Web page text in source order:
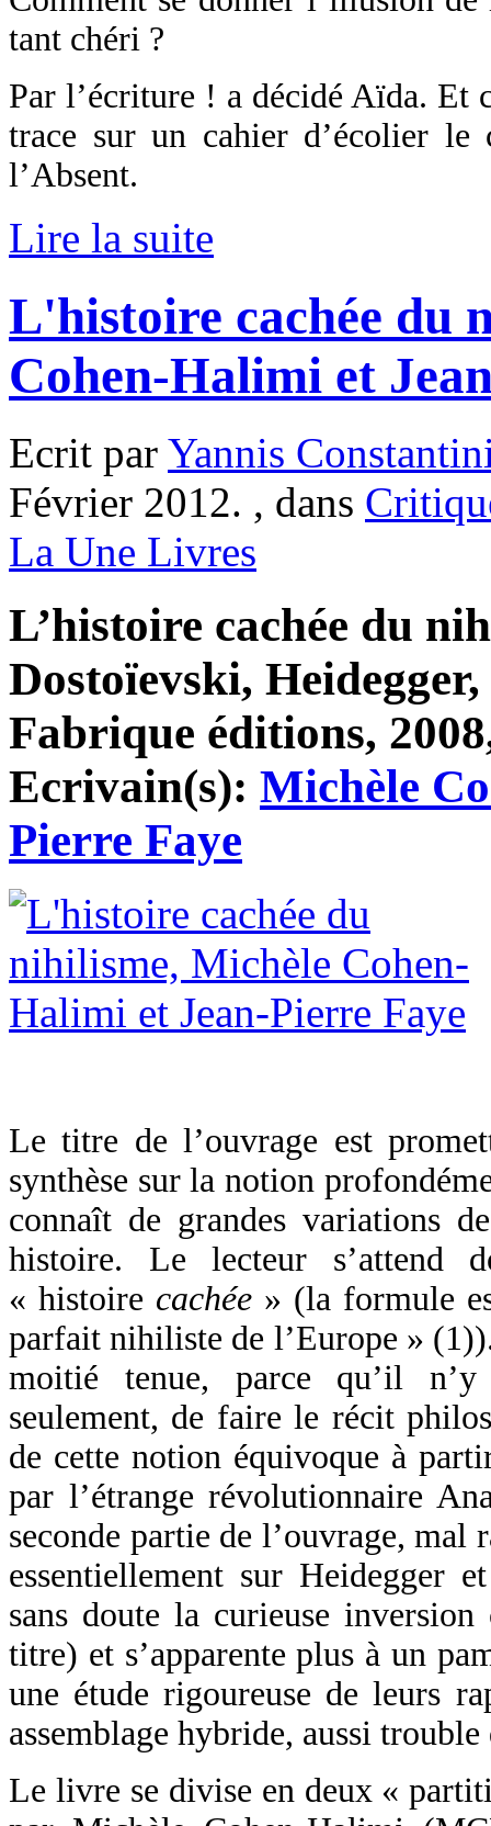
tant chéri ?
Par l’écriture ! a décidé Aïda. Et
trace sur un cahier d’écolier
l’Absent.
Lire la suite
L'histoire cachée du
Cohen-Halimi et
Ecrit par Yannis
Février 2012. , dans
La Une Livres
L’histoire cachée du
Dostoïevski,
Fabrique éditions,
Ecrivain(s): Michèle
Pierre Faye
Le titre de l’ouvrage est
synthèse sur la notion
connaît de grandes variations
histoire. Le lecteur s’attend
« histoire cachée » (la formule
parfait nihiliste de l’Europe »
moitié tenue, parce qu’il
seulement, de faire le récit
de cette notion équivoque à
par l’étrange révolutionnaire
seconde partie de l’ouvrage, mal
essentiellement sur Heidegger
sans doute la curieuse
titre) et s’apparente plus à un
une étude rigoureuse de leurs
assemblage hybride, aussi trouble
Le livre se divise en deux «